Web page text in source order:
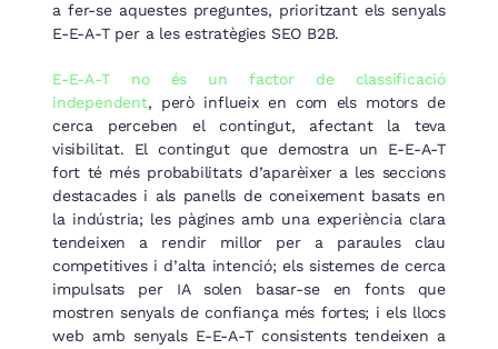
a fer-se aquestes preguntes, prioritzant els senyals
E-E-A-T per a les estratègies SEO B2B.
E-E-A-T no és un factor de classificació
independent, però influeix en com els motors de
cerca perceben el contingut, afectant la teva
visibilitat. El contingut que demostra un E-E-A-T
fort té més probabilitats d’aparèixer a les seccions
destacades i als panells de coneixement basats en
la indústria; les pàgines amb una experiència clara
tendeixen a rendir millor per a paraules clau
competitives i d’alta intenció; els sistemes de cerca
impulsats per IA solen basar-se en fonts que
mostren senyals de confiança més fortes; i els llocs
web amb senyals E-E-A-T consistents tendeixen a